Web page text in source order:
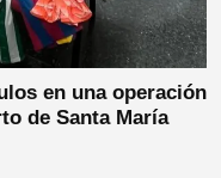
en una operación
de Santa María